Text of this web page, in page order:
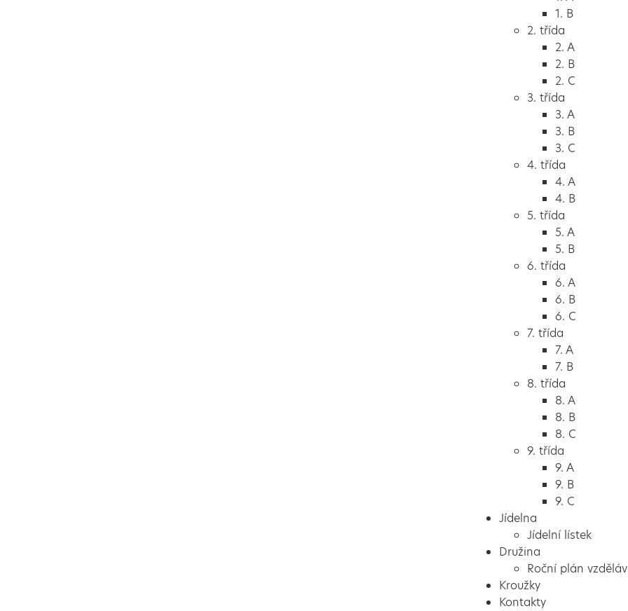
1. B
2. třída
2. A
2. B
2. C
3. třída
3. A
3. B
3. C
4. třída
4. A
4. B
5. třída
5. A
5. B
6. třída
6. A
6. B
6. C
7. třída
7. A
7. B
8. třída
8. A
8. B
8. C
9. třída
9. A
9. B
9. C
Jídelna
Jídelní lístek
Družina
Roční plán
Kroužky
Kontakty